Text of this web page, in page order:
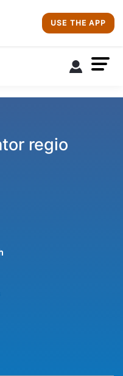
USE THE APP
regio